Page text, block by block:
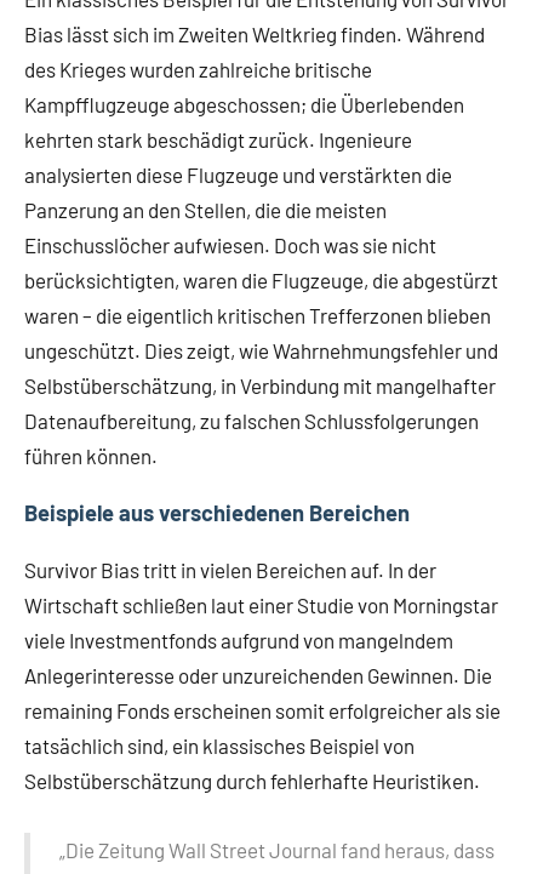
Bias lässt sich im Zweiten Weltkrieg finden. Während
des Krieges wurden zahlreiche britische
Kampfflugzeuge abgeschossen; die Überlebenden
kehrten stark beschädigt zurück. Ingenieure
analysierten diese Flugzeuge und verstärkten die
Panzerung an den Stellen, die die meisten
Einschusslöcher aufwiesen. Doch was sie nicht
berücksichtigten, waren die Flugzeuge, die abgestürzt
waren – die eigentlich kritischen Trefferzonen blieben
ungeschützt. Dies zeigt, wie Wahrnehmungsfehler und
Selbstüberschätzung, in Verbindung mit mangelhafter
Datenaufbereitung, zu falschen Schlussfolgerungen
führen können.
Beispiele aus verschiedenen Bereichen
Survivor Bias tritt in vielen Bereichen auf. In der
Wirtschaft schließen laut einer Studie von Morningstar
viele Investmentfonds aufgrund von mangelndem
Anlegerinteresse oder unzureichenden Gewinnen. Die
remaining Fonds erscheinen somit erfolgreicher als sie
tatsächlich sind, ein klassisches Beispiel von
Selbstüberschätzung durch fehlerhafte Heuristiken.
„Die Zeitung Wall Street Journal fand heraus, dass